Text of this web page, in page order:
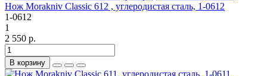
Нож Morakniv Сlassic 612 , углеродистая сталь, 1-0612
1-0612
1
2 550 р.
В корзину